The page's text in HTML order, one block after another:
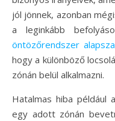
jól jönnek, azonban
a leginkább
öntözőrendszer
hogy a különböző
zónán belül alkalmazni.
Hatalmas hiba
egy adott zónán